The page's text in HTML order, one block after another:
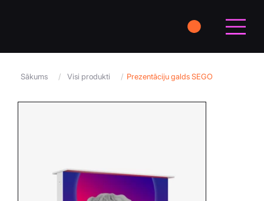
Sākums / Visi produkti / Prezentāciju galds SEGO